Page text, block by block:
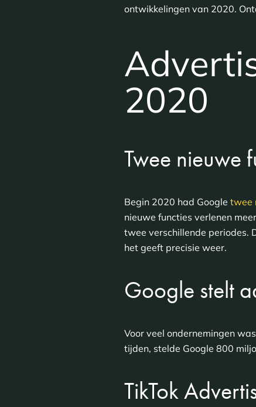
ontwikkelingen van 2020.
2020
Twee nieuwe
Begin 2020 had Google twee
nieuwe functies verlenen
twee verschillende periodes.
het geeft precisie weer.
Google stelt
Voor veel ondernemingen
tijden, stelde Google 800
TikTok